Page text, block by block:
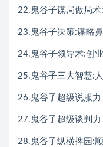
22.鬼谷子谋局做局
23.鬼谷子决策:谋略
24.鬼谷子领导术:创
25.鬼谷子三大智慧:
26.鬼谷子超级说服
27.鬼谷子超级谈判
28.鬼谷子纵横捭园: